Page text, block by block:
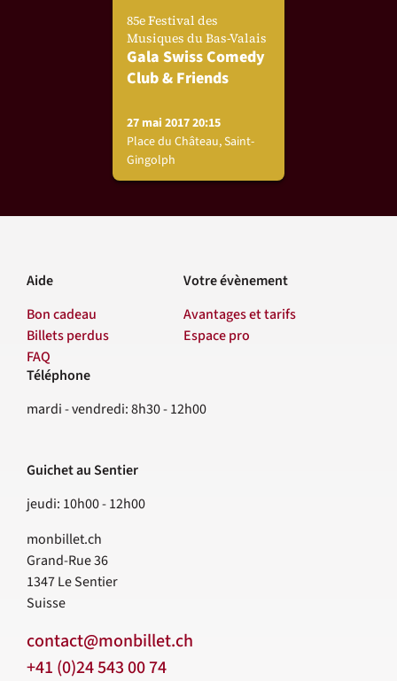
85e Festival des
Musiques du Bas-Valais
Gala Swiss Comedy
Club & Friends
27 mai 2017 20:15
Place du Château, Saint-
Gingolph
Aide
Bon cadeau
Billets perdus
FAQ
Votre évènement
Avantages et tarifs
Espace pro
Contact
Téléphone
mardi - vendredi: 8h30 - 12h00
Guichet au Sentier
jeudi: 10h00 - 12h00
monbillet.ch
Grand-Rue 36
1347Le Sentier
Suisse
contact@monbillet.ch
+41 (0)24 543 00 74